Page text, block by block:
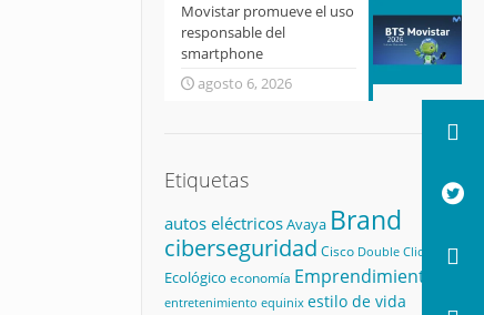
Movistar promueve el uso
responsable del
smartphone
agosto 6, 2026
Etiquetas
autos eléctricosAvaya Brand
ciberseguridad Cisco Double Click
Ecológico economía Emprendimiento
entretenimiento equinix estilo de vida